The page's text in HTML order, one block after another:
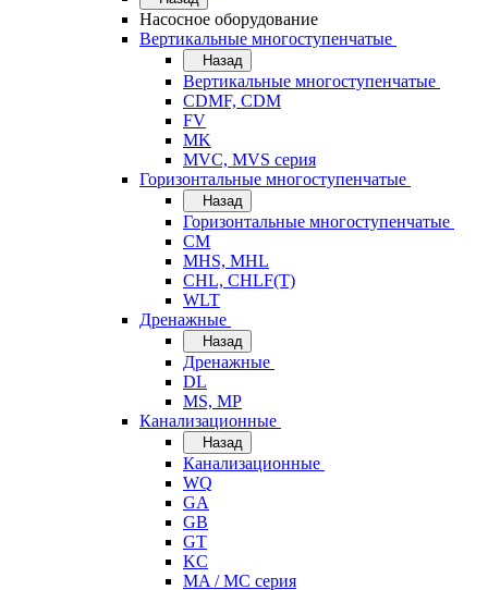
Насосное оборудование
Вертикальные многоступенчатые
Назад
Вертикальные многоступенчатые
CDMF, CDM
FV
MK
MVC, MVS серия
Горизонтальные многоступенчатые
Назад
Горизонтальные многоступенчатые
CM
MHS, MHL
CHL, CHLF(T)
WLT
Дренажные
Назад
Дренажные
DL
MS, MP
Канализационные
Назад
Канализационные
WQ
GA
GB
GT
KC
MA / MC серия